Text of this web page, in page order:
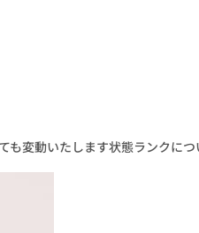
も変動いたします状態ランクにつ